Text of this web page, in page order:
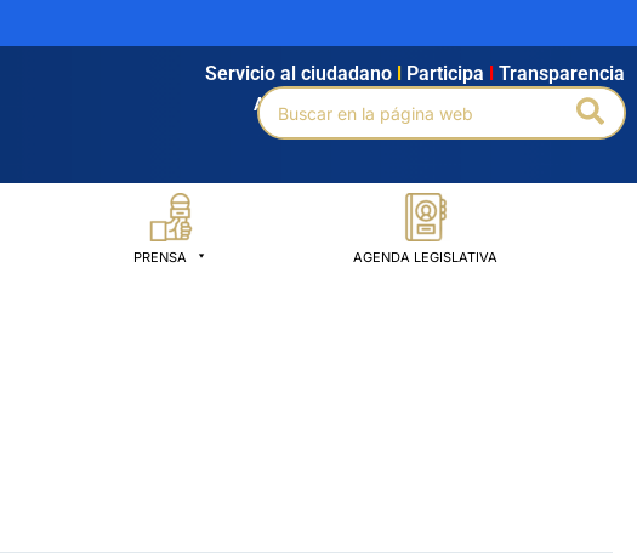
Agendamiento Intranet Búsqueda avanzada
Servicio al ciudadano Participa Transparencia
Buscar
por:
PRENSA AGENDA LEGISLATIVA